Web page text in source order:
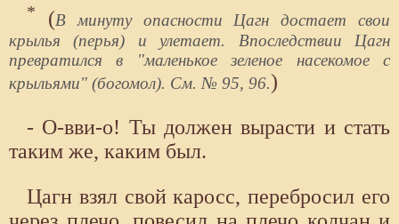
* (В минуту опасности Цагн достает свои
крылья (перья) и улетает. Впоследствии Цагн
превратился в "маленькое зеленое насекомое с
крыльями" (богомол). См. № 95, 96.)
- О-вви-о! Ты должен вырасти и стать
таким же, каким был.
Цагн взял свой каросс, перебросил его